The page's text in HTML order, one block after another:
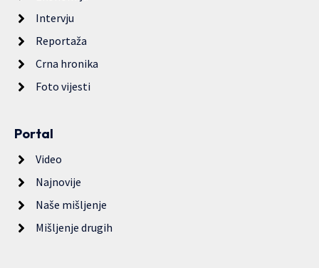
Intervju
Reportaža
Crna hronika
Foto vijesti
Portal
Video
Najnovije
Naše mišljenje
Mišljenje drugih